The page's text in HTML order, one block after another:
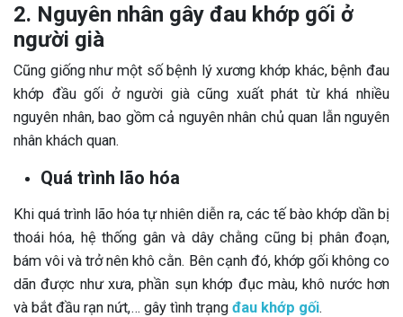
2. Nguyên nhân gây đau khớp gối ở
người già
Cũng giống như một số bệnh lý xương khớp khác, bệnh đau
khớp đầu gối ở người già cũng xuất phát từ khá nhiều
nguyên nhân, bao gồm cả nguyên nhân chủ quan lẫn nguyên
nhân khách quan.
Quá trình lão hóa
Khi quá trình lão hóa tự nhiên diễn ra, các tế bào khớp dần bị
thoái hóa, hệ thống gân và dây chằng cũng bị phân đoạn,
bám vôi và trở nên khô cằn. Bên cạnh đó, khớp gối không co
dãn được như xưa, phần sụn khớp đục màu, khô nước hơn
và bắt đầu rạn nứt,… gây tình trạng đau khớp gối.